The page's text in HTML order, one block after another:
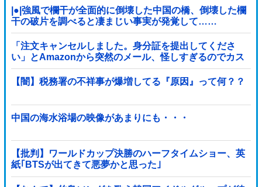
|●|強風で欄干が全面的に倒壊した中国の橋、倒壊した欄
干の破片を調べると凄まじい事実が発覚して……
「注文キャンセルしました。身分証を提出してくださ
い」とAmazonから突然のメール、怪しすぎるのでカス
タマーに確認したら……
【闇】税務署の不祥事が爆増してる『原因』って何？？
中国の海水浴場の映像があまりにも・・・
【批判】ワールドカップ決勝のハーフタイムショー、英
紙｢BTSが出てきて悪夢かと思った｣